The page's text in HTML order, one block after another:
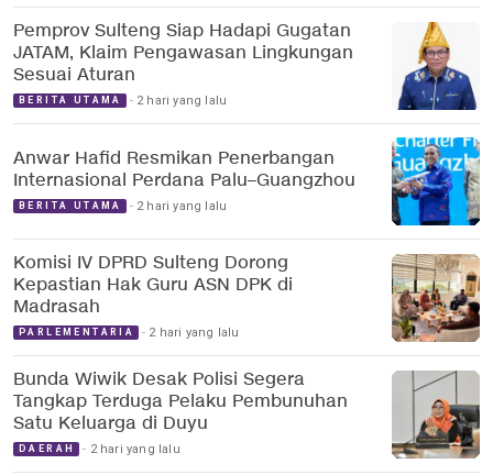
Pemprov Sulteng Siap Hadapi Gugatan
JATAM, Klaim Pengawasan Lingkungan
Sesuai Aturan
BERITA UTAMA 2 hari yang lalu
Anwar Hafid Resmikan Penerbangan
Internasional Perdana Palu–Guangzhou
BERITA UTAMA 2 hari yang lalu
Komisi IV DPRD Sulteng Dorong
Kepastian Hak Guru ASN DPK di
Madrasah
PARLEMENTARIA 2 hari yang lalu
Bunda Wiwik Desak Polisi Segera
Tangkap Terduga Pelaku Pembunuhan
Satu Keluarga di Duyu
DAERAH 2 hari yang lalu